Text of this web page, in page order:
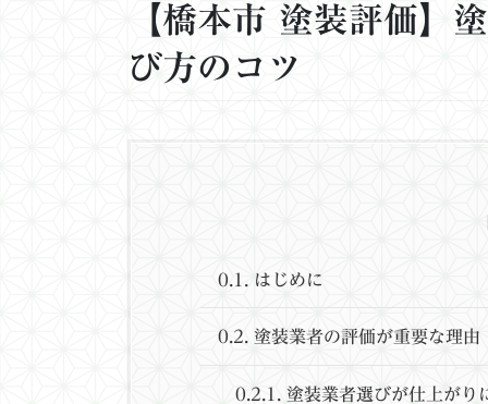
【橋本市 塗装評価】
び方のコツ
0.1. はじめに
0.2. 塗装業者の評価が重要な理由
0.2.1. 塗装業者選びが仕上がり